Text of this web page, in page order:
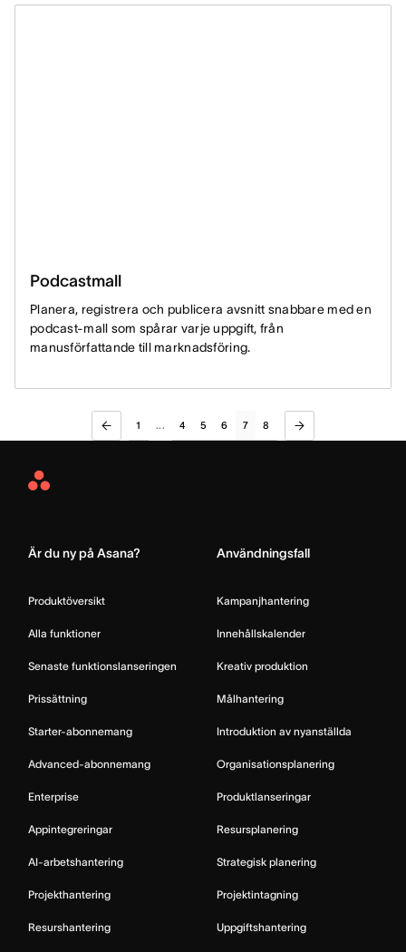
Podcastmall
Planera, registrera och publicera avsnitt snabbare med en
podcast-mall som spårar varje uppgift, från
manusförfattande till marknadsföring.
1 ... 4 5 6 7 8
Asana
Är du ny på Asana?
Produktöversikt
Alla funktioner
Senaste funktionslanseringen
Prissättning
Starter-abonnemang
Advanced-abonnemang
Enterprise
Appintegreringar
AI-arbetshantering
Projekthantering
Resurshantering
Användningsfall
Kampanjhantering
Innehållskalender
Kreativ produktion
Målhantering
Introduktion av nyanställda
Organisationsplanering
Produktlanseringar
Resursplanering
Strategisk planering
Projektintagning
Uppgiftshantering